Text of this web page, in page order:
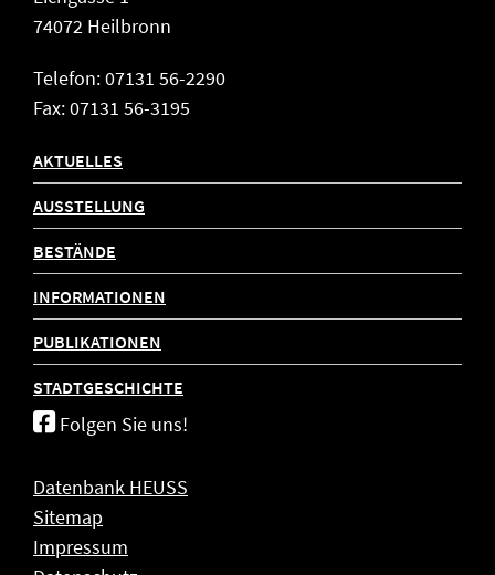
74072 Heilbronn
Telefon: 07131 56-2290
Fax: 07131 56-3195
AKTUELLES
AUSSTELLUNG
BESTÄNDE
INFORMATIONEN
PUBLIKATIONEN
STADTGESCHICHTE
Folgen Sie uns!
Datenbank HEUSS
Sitemap
Impressum